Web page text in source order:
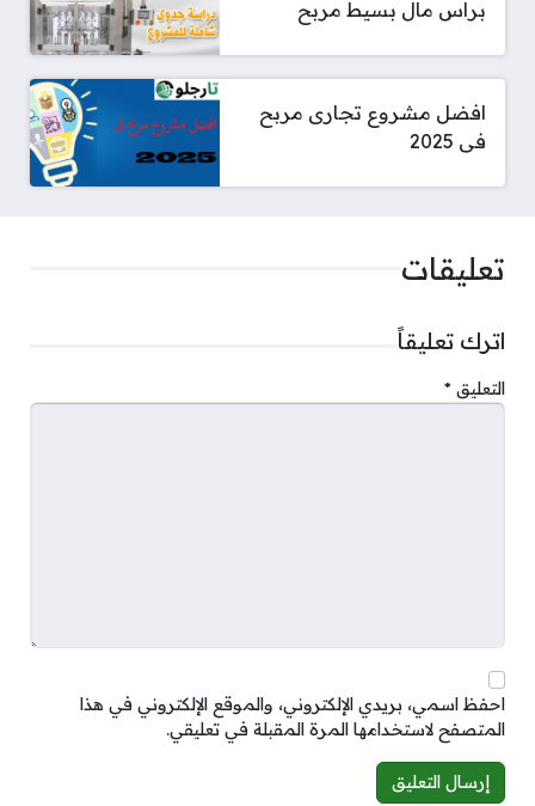
براس مال بسيط مربح
افضل مشروع تجارى مربح
فى 2025
تعليقات
اترك تعليقاً
التعليق *
احفظ اسمي، بريدي الإلكتروني، والموقع الإلكتروني في هذا
المتصفح لاستخدامها المرة المقبلة في تعليقي.